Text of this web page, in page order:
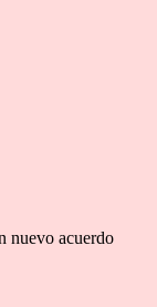
nuevo acuerdo